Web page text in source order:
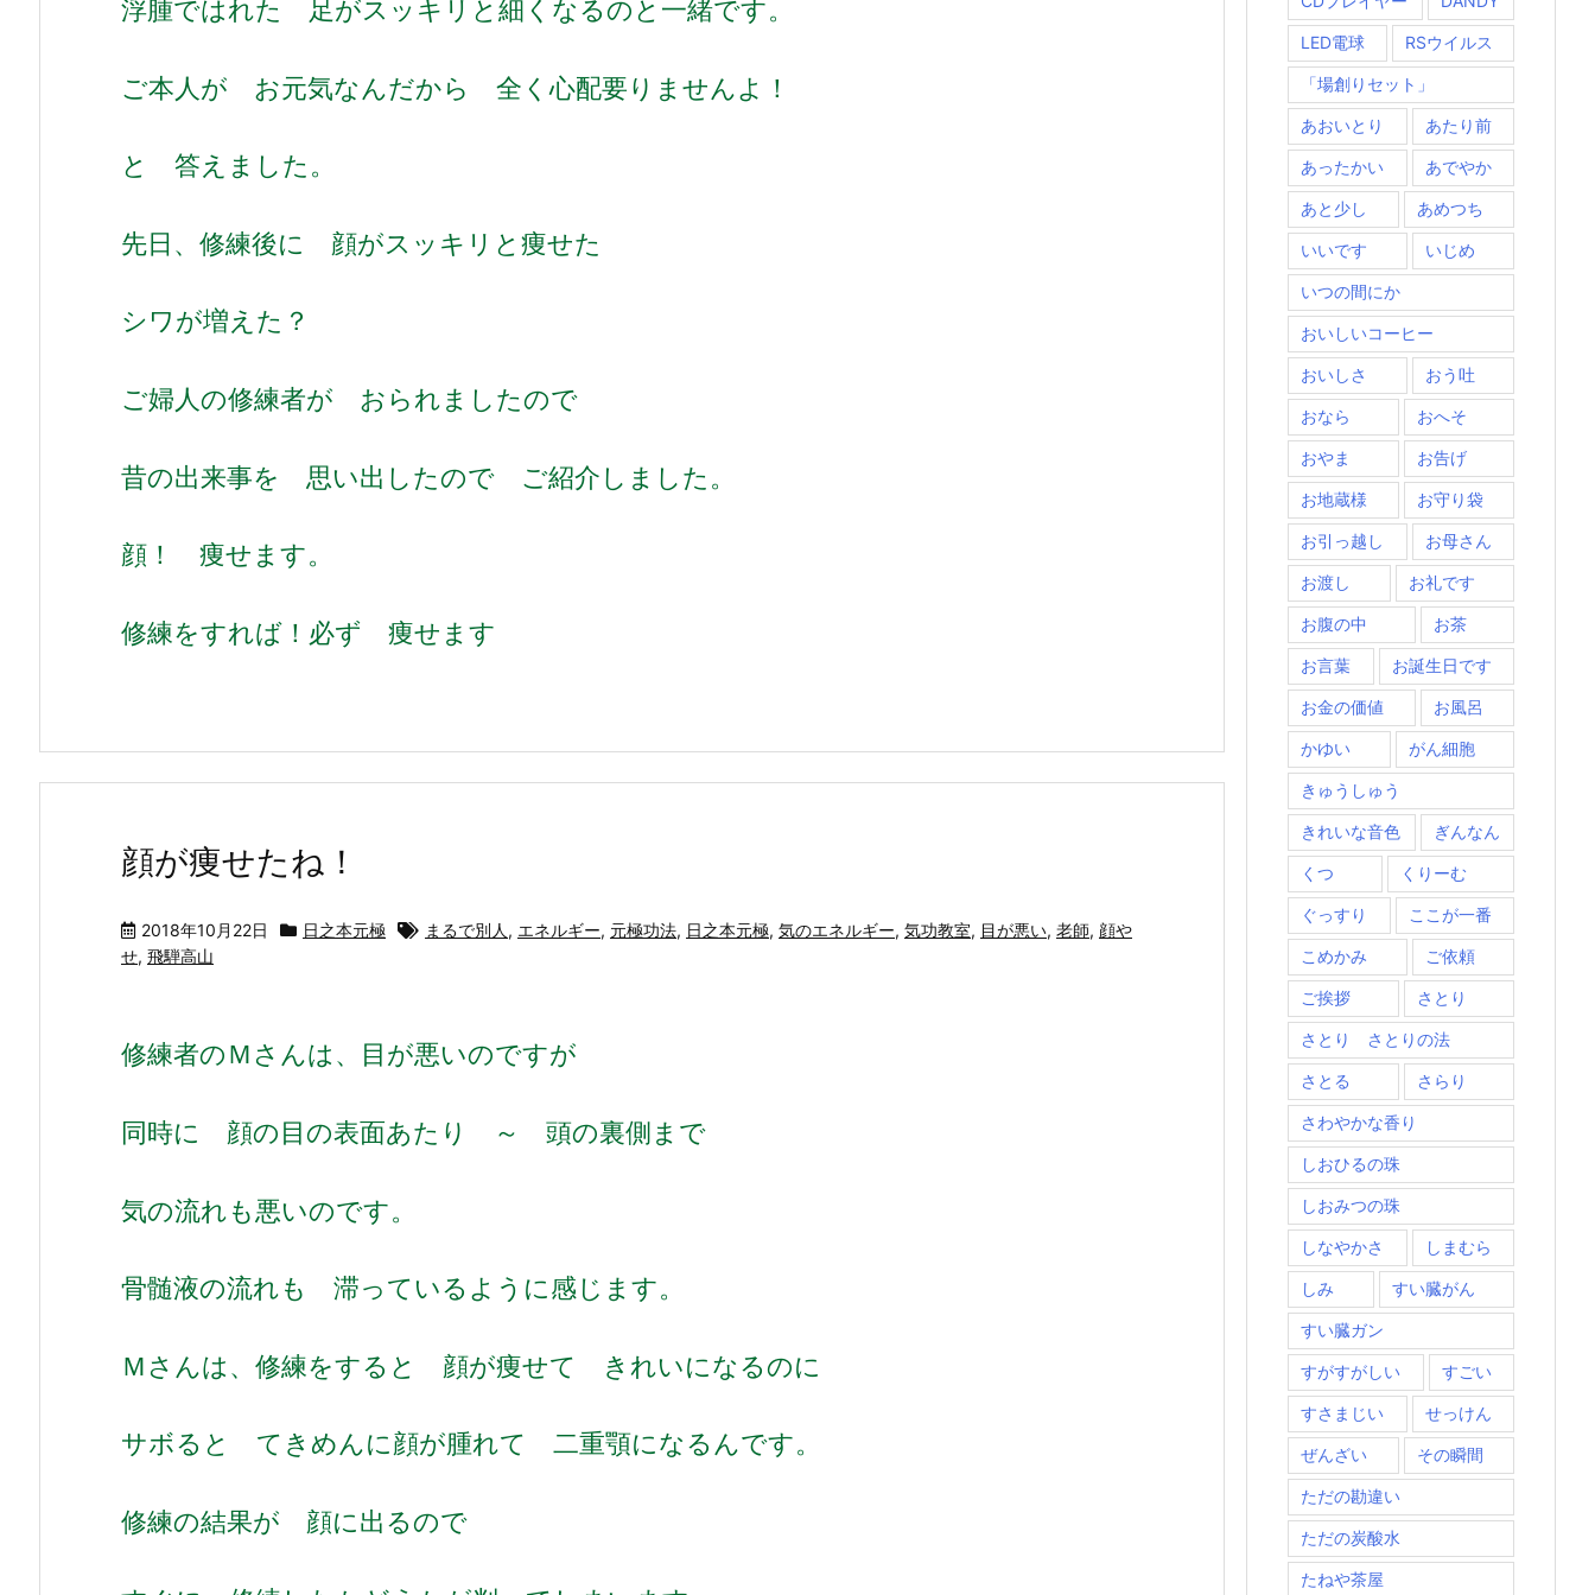
浮腫ではれた 足がスッキリと細くなるのと一緒です。
ご本人が お元気なんだから 全く心配要りませんよ！
と 答えました。
先日、修練後に 顔がスッキリと痩せた
シワが増えた？
ご婦人の修練者が おられましたので
昔の出来事を 思い出したので ご紹介しました。
顔！ 痩せます。
修練をすれば！必ず 痩せます
顔が痩せたね！
2018年10月22日 日之本元極 まるで別人 , エネルギー, 元極功法, 日之本元極, 気のエネルギー, 気功教室, 目が悪い, 老師, 顔や
せ, 飛騨高山
修練者のＭさんは、目が悪いのですが
同時に 顔の目の表面あたり ～ 頭の裏側まで
気の流れも悪いのです。
骨髄液の流れも 滞っているように感じます。
Ｍさんは、修練をすると 顔が痩せて きれいになるのに
サボると てきめんに顔が腫れて 二重顎になるんです。
修練の結果が 顔に出るので
LED電球 RSウイルス
「場創りセット」
あおいとり あたり前
あったかい あでやか
あと少し あめつち
いいです いじめ
いつの間にか
おいしいコーヒー
おいしさ おう吐
おなら おへそ
おやま お告げ
お地蔵様 お守り袋
お引っ越し お母さん
お渡し お礼です
お腹の中 お茶
お言葉 お誕生日です
お金の価値 お風呂
かゆい がん細胞
きゅうしゅう
きれいな音色 ぎんなん
くつ くりーむ
ぐっすり ここが一番
こめかみ ご依頼
ご挨拶 さとり
さとり さとりの法
さとる さらり
さわやかな香り
しおひるの珠
しおみつの珠
しなやかさ しまむら
しみ すい臓がん
すい臓ガン
すがすがしい すごい
すさまじい せっけん
ぜんざい その瞬間
ただの勘違い
ただの炭酸水
たねや茶屋